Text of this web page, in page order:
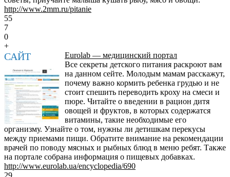
http://www.2mm.ru/pitanie
55
7
0
+
САЙТ
Eurolab — медицинский портал
Все секреты детского питания раскроют вам
на данном сейте. Молодым мамам расскажут,
почему важно кормить ребенка грудью и не
стоит спешить переводить кроху на смеси и
пюре. Читайте о введении в рацион дитя
овощей и фруктов, в которых содержатся
витамины, такие необходимые его
организму. Узнайте о том, нужны ли детишкам перекусы
между приемами пищи. Обратите внимание на рекомендации
врачей по поводу мясных и рыбных блюд в меню ребят. Также
на портале собрана информация о пищевых добавках.
http://www.eurolab.ua/encyclopedia/690
29